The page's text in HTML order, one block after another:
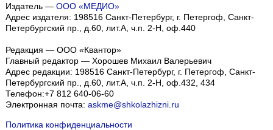
Издатель — ООО «МЕДИО»
Адрес издателя: 198516 Санкт-Петербург, г. Петергоф, Санкт-
Петербургский пр., д.60, лит.А, ч.п. 2-Н, оф.440
Редакция — ООО «Квантор»
Главный редактор — Хорошев Михаил Валерьевич
Адрес редакции: 198516 Санкт-Петербург, г. Петергоф Санкт-
Петербургский пр., д.60, лит.А, ч.п. 2-Н, оф.432, 434
Телефон:+7 812 640-06-60
Электронная почта: askme@shkolazhizni.ru
Политика конфиденциальности